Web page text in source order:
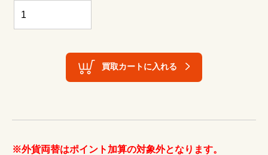
買取カートに入れる
※外貨両替はポイント加算の対象外となります。